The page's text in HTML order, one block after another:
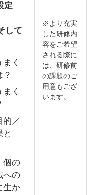
定
して
く
？
く
的／
と
個の
への
生か
※より充実
した研修内
容をご希望
される際に
は、研修前
の課題のご
用意もござ
います。